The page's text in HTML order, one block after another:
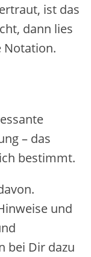
ist das
dann lies
Notation.
– das
bestimmt.
und
bei Dir dazu